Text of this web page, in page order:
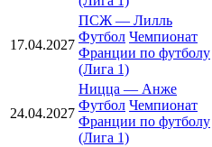
17.04.2027
ПСЖ — Лилль
Футбол Чемпионат
Франции по футболу
(Лига 1)
24.04.2027
Ницца — Анже
Футбол Чемпионат
Франции по футболу
(Лига 1)